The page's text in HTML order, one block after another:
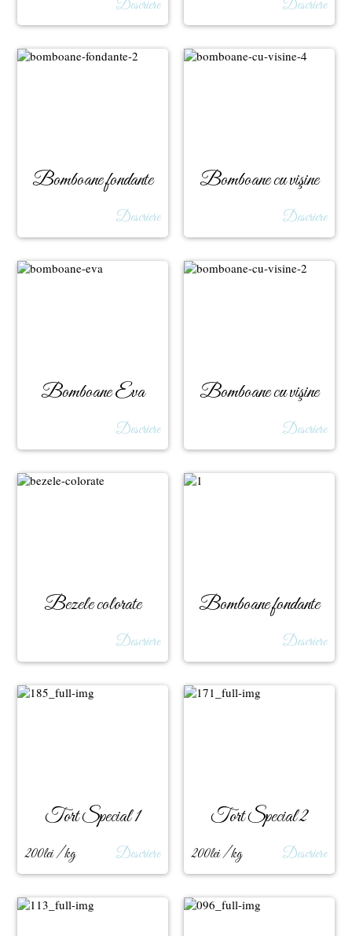
Descriere Descriere
Bomboane fondante
Descriere
Bomboane cu vişine
Descriere
Bomboane Eva
Descriere
Bomboane cu vişine
Descriere
Bezele colorate
Descriere
Bomboane fondante
Descriere
Tort Special 1
200lei / kg Descriere
Tort Special 2
200lei / kg Descriere